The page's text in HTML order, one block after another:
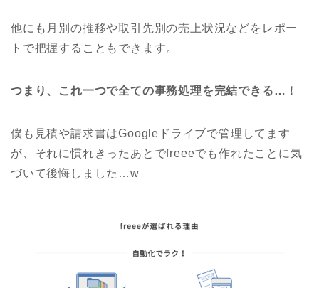
他にも月別の推移や取引先別の売上状況などをレポー
トで把握することもできます。
つまり、これ一つで全ての事務処理を完結できる…！
僕も見積や請求書はGoogleドライブで管理してます
が、それに慣れきったあとでfreeeでも作れたことに気
づいて後悔しました…w